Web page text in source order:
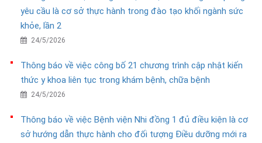
yêu cầu là cơ sở thực hành trong đào tạo khối ngành sức
khỏe, lần 2
24/5/2026
Thông báo về việc công bố 21 chương trình cập nhật kiến
thức y khoa liên tục trong khám bệnh, chữa bệnh
24/5/2026
Thông báo về việc Bệnh viện Nhi đồng 1 đủ điều kiện là cơ
sở hướng dẫn thực hành cho đối tượng Điều dưỡng mới ra